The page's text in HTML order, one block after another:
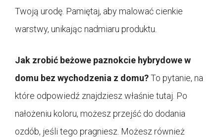
Twoją urodę. Pamiętaj, aby malować cienkie
warstwy, unikając nadmiaru produktu.
Jak zrobić beżowe paznokcie hybrydowe w
domu bez wychodzenia z domu?To pytanie, na
które odpowiedź znajdziesz właśnie tutaj. Po
nałożeniu koloru, możesz przejść do dodania
ozdób, jeśli tego pragniesz. Możesz również